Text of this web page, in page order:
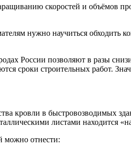
скоростей и объёмов
нужно научиться обходить
России позволяют в разы
сроки строительных работ.
кровли в быстровозводимых
листами находится
можно отнести: